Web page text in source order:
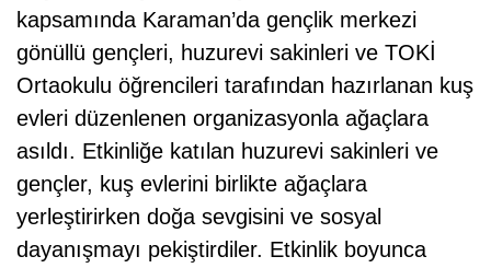
kapsamında Karaman’da gençlik merkezi
gönüllü gençleri, huzurevi sakinleri ve TOKİ
Ortaokulu öğrencileri tarafından hazırlanan kuş
evleri düzenlenen organizasyonla ağaçlara
asıldı. Etkinliğe katılan huzurevi sakinleri ve
gençler, kuş evlerini birlikte ağaçlara
yerleştirirken doğa sevgisini ve sosyal
dayanışmayı pekiştirdiler. Etkinlik boyunca